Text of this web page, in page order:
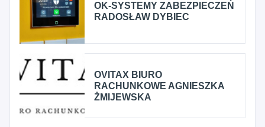
OK-SYSTEMY ZABEZPIECZEŃ
RADOSŁAW DYBIEC
OVITAX BIURO
RACHUNKOWE AGNIESZKA
ŻMIJEWSKA